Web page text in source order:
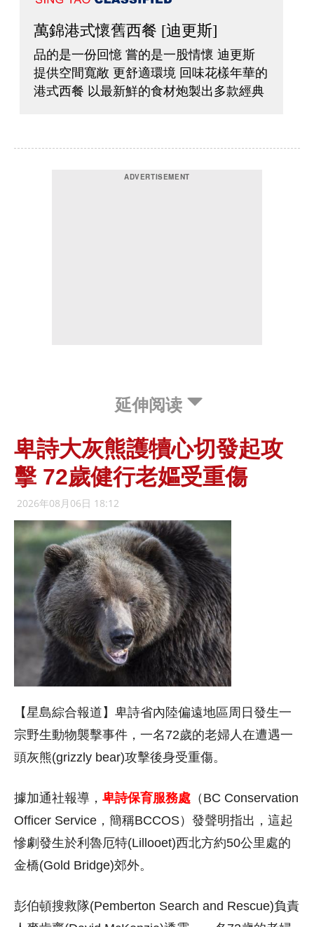
延伸阅读
卑詩大灰熊護犢心切發起攻
擊 72歲健行老嫗受重傷
2026年08月06日 18:12
【星島綜合報道】卑詩省內陸偏遠地區周日發生一
宗野生動物襲擊事件，一名72歲的老婦人在遭遇一
頭灰熊(grizzly bear)攻擊後身受重傷。
據加通社報導， 卑詩保育服務處 （BC Conservation
Officer Service，簡稱BCCOS）發聲明指出，這起
慘劇發生於利魯厄特(Lillooet)西北方約50公里處的
金橋(Gold Bridge)郊外。
彭伯頓搜救隊(Pemberton Search and Rescue)負責